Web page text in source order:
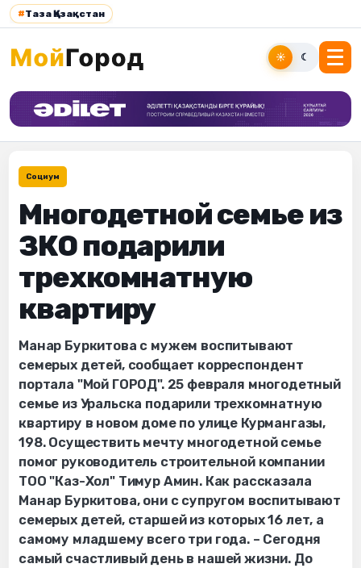
#Таза Қазақстан
☀ ☾
Социум
Многодетной семье из
ЗКО подарили
трехкомнатную
квартиру
Манар Буркитова с мужем воспитывают
семерых детей, сообщает корреспондент
портала "Мой ГОРОД". 25 февраля многодетный
семье из Уральска подарили трехкомнатную
квартиру в новом доме по улице Курмангазы,
198. Осуществить мечту многодетной семье
помог руководитель строительной компании
ТОО "Каз-Хол" Тимур Амин. Как рассказала
Манар Буркитова, они с супругом воспитывают
семерых детей, старшей из которых 16 лет, а
самому младшему всего три года. – Сегодня
самый счастливый день в нашей жизни. До